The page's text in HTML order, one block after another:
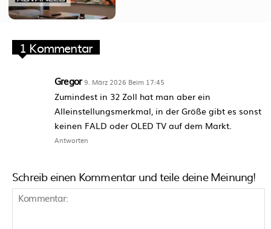
1 Kommentar
Gregor 9. März 2026 Beim 17:45
Zumindest in 32 Zoll hat man aber ein
Alleinstellungsmerkmal, in der Größe gibt es sonst
keinen FALD oder OLED TV auf dem Markt.
Antworten
Schreib einen Kommentar und teile deine Meinung!